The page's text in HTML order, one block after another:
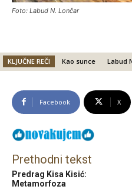
Foto: Labud N. Lončar
KLJUČNE REČI Kao sunce Labud
Facebook X
Prethodni tekst
Predrag Kisa Kisić:
Metamorfoza